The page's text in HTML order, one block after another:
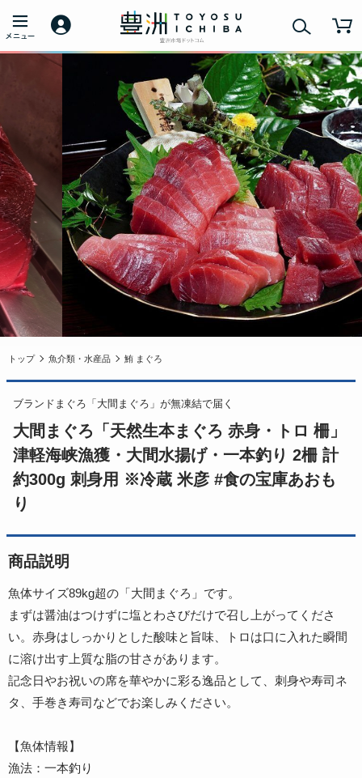
トップ 魚介類・水産品 鮪 まぐろ
ブランドまぐろ「大間まぐろ」が無凍結で届く
大間まぐろ「天然生本まぐろ 赤身・トロ 柵」
津軽海峡漁獲・大間水揚げ・一本釣り 2柵 計
約300g 刺身用 ※冷蔵 米彦 #食の宝庫あおも
り
商品説明
魚体サイズ89kg超の「大間まぐろ」です。
まずは醤油はつけずに塩とわさびだけで召し上がってくださ
い。赤身はしっかりとした酸味と旨味、トロは口に入れた瞬間
に溶け出す上質な脂の甘さがあります。
記念日やお祝いの席を華やかに彩る逸品として、刺身や寿司ネ
タ、手巻き寿司などでお楽しみください。
【魚体情報】
漁法：一本釣り